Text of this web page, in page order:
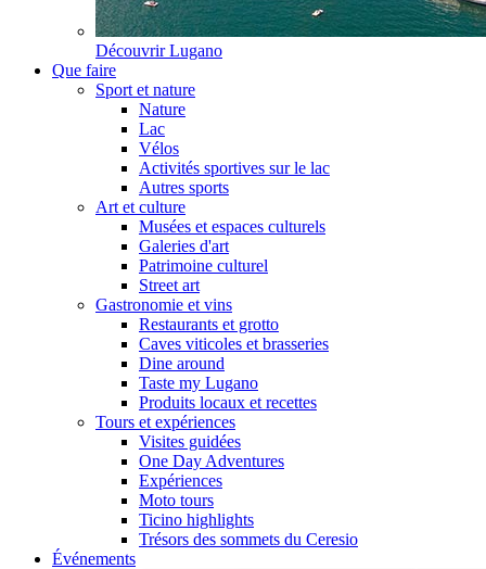
Découvrir Lugano
Que faire
Sport et nature
Nature
Lac
Vélos
Activités sportives sur le lac
Autres sports
Art et culture
Musées et espaces culturels
Galeries d'art
Patrimoine culturel
Street art
Gastronomie et vins
Restaurants et grotto
Caves viticoles et brasseries
Dine around
Taste my Lugano
Produits locaux et recettes
Tours et expériences
Visites guidées
One Day Adventures
Expériences
Moto tours
Ticino highlights
Trésors des sommets du Ceresio
Événements